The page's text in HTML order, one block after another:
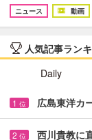
ニュース
動画
人気記事ラン
Daily
1 位 広島東洋カ
2 位 西川貴教に